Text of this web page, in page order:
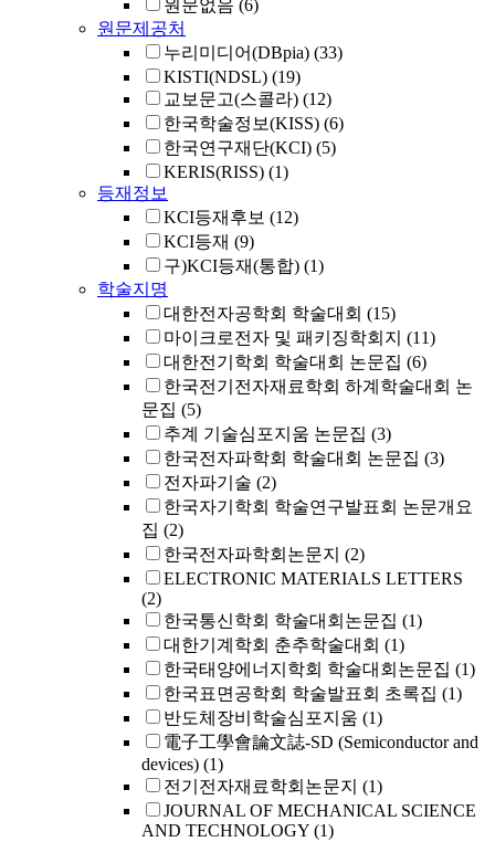
원문없음 (6)
원문제공처
누리미디어(DBpia) (33)
KISTI(NDSL) (19)
교보문고(스콜라) (12)
한국학술정보(KISS) (6)
한국연구재단(KCI) (5)
KERIS(RISS) (1)
등재정보
KCI등재후보 (12)
KCI등재 (9)
구)KCI등재(통합) (1)
학술지명
대한전자공학회 학술대회 (15)
마이크로전자 및 패키징학회지 (11)
대한전기학회 학술대회 논문집 (6)
한국전기전자재료학회 하계학술대회 논
문집 (5)
추계 기술심포지움 논문집 (3)
한국전자파학회 학술대회 논문집 (3)
전자파기술 (2)
한국자기학회 학술연구발표회 논문개요
집 (2)
한국전자파학회논문지 (2)
ELECTRONIC MATERIALS LETTERS
(2)
한국통신학회 학술대회논문집 (1)
대한기계학회 춘추학술대회 (1)
한국태양에너지학회 학술대회논문집 (1)
한국표면공학회 학술발표회 초록집 (1)
반도체장비학술심포지움 (1)
電子工學會論文誌-SD (Semiconductor and
devices) (1)
전기전자재료학회논문지 (1)
JOURNAL OF MECHANICAL SCIENCE
AND TECHNOLOGY (1)